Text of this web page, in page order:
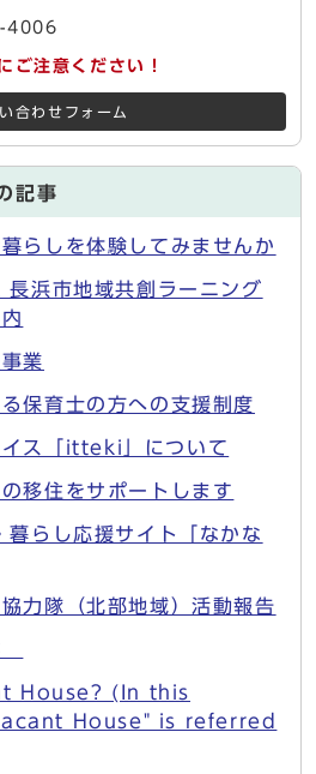
4006
ご注意ください！
合わせフォーム
記事
暮らしを体験してみませんか
長浜市地域共創ラーニング
業
保育士の方への支援制度
イス「itteki」について
移住をサポートします
暮らし応援サイト「なかな
力隊（北部地域）活動報告
House? (In this
House" is referred